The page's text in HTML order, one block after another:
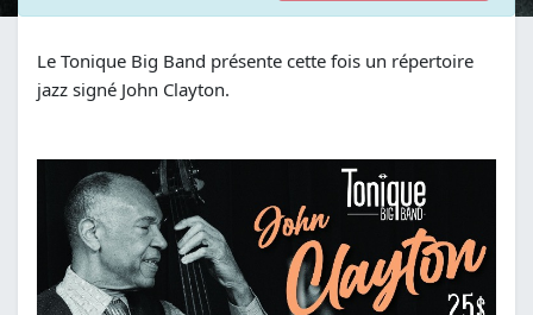
Le Tonique Big Band présente cette fois un répertoire
jazz signé John Clayton.